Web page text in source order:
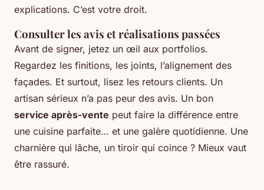
explications. C’est votre droit.
Consulter les avis et réalisations passées
Avant de signer, jetez un œil aux portfolios.
Regardez les finitions, les joints, l’alignement des
façades. Et surtout, lisez les retours clients. Un
artisan sérieux n’a pas peur des avis. Un bon
service après-vente peut faire la différence entre
une cuisine parfaite… et une galère quotidienne. Une
charnière qui lâche, un tiroir qui coince ? Mieux vaut
être rassuré.